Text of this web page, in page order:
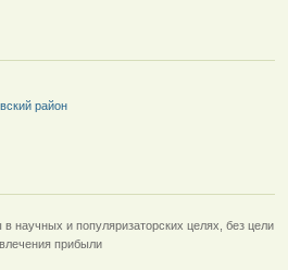
район
научных и популяризаторских целях, без цели
прибыли